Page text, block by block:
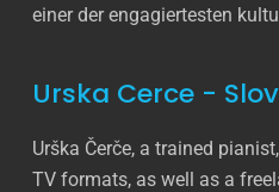
einer der engagiertesten
Urska Cerce -
Urška Čerče, a trained
TV formats, as well as a